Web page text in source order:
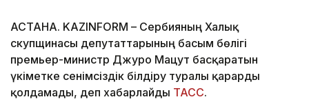
АСТАНА. KAZINFORM – Сербияның Халық
скупщинасы депутаттарының басым бөлігі
премьер-министр Джуро Мацут басқаратын
үкіметке сенімсіздік білдіру туралы қарарды
қолдамады, деп хабарлайды ТАСС.